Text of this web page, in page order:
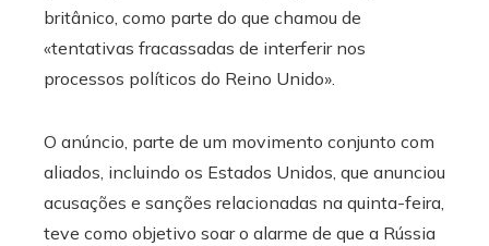
britânico, como parte do que chamou de
«tentativas fracassadas de interferir nos
processos políticos do Reino Unido».
O anúncio, parte de um movimento conjunto com
aliados, incluindo os Estados Unidos, que anunciou
acusações e sanções relacionadas na quinta-feira,
teve como objetivo soar o alarme de que a Rússia